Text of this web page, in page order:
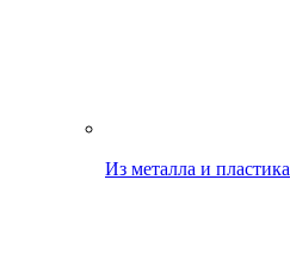
Из металла и пластика